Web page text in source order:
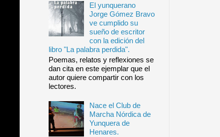
El yunquerano
Jorge Gómez Bravo
ve cumplido su
sueño de escritor
con la edición del
libro "La palabra perdida".
Poemas, relatos y reflexiones se
dan cita en este ejemplar que el
autor quiere compartir con los
lectores.
Nace el Club de
Marcha Nórdica de
Yunquera de
Henares.